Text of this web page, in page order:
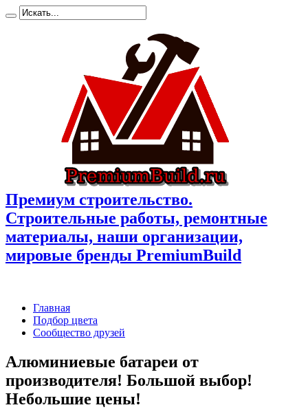
Премиум cтроительство.
Cтроительные работы, ремонтные
материалы, наши организации,
мировые бренды PremiumBuild
Главная
Подбор цвета
Сообщество друзей
Алюминиевые батареи от
производителя! Большой выбор!
Небольшие цены!